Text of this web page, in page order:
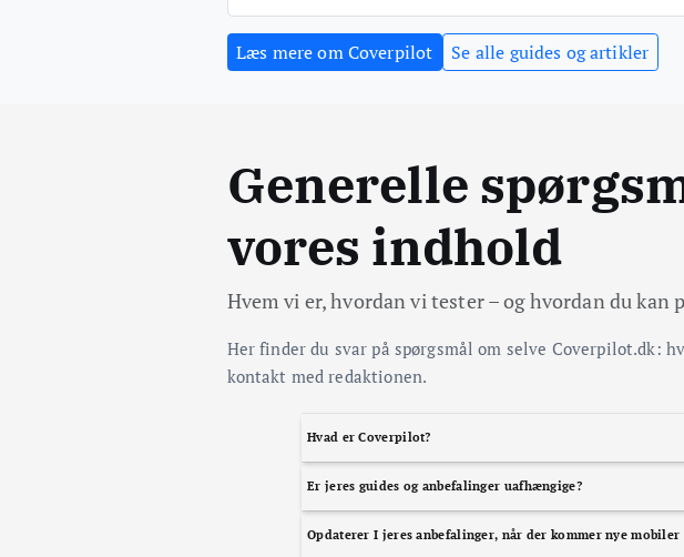
Læs mere om Coverpilot Se alle guides og artikler
Generelle
vores indhold
Hvem vi er, hvordan vi tester – og hvordan du kan
Her finder du svar på spørgsmål om selve Coverpilot.dk:
kontakt med redaktionen.
Hvad er Coverpilot?
finde de rigtige covers og gadgets og få mere ud af den tech, du allerede har.
Vi er ikke en webshop. Vi sælger ikke produkter – vi sælger viden. Vores
dit behov og dit budget.
Er jeres guides og anbefalinger uafhængige?
fordi, vi mener, de giver god værdi for pengene til en bestemt type bruger.
Opdaterer I jeres anbefalinger, når der kommer nye mobiler